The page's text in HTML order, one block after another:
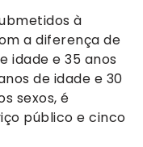
à
a diferença de
idade e 35 anos
de idade e 30
sexos, é
público e cinco